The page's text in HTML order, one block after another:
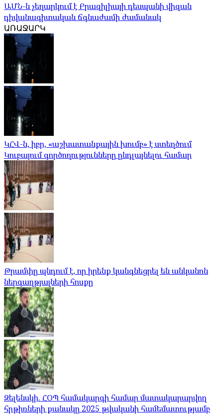
ԱՄՆ-ն չեղարկում է Բրազիլիայի դեսպանի վիզան
դիվանագիտական ​​ճգնաժամի ժամանակ
ԱՌԱՋԱՐԿ
ԿՀՎ-ն, իբր, «աշխատանքային խումբ» է ստեղծում
Կուբայում գործողությունները ընդլայնելու համար
Թրամփը պնդում է, որ իրենք կանգնեցրել են անկանոն
ներգաղթյալների հոսքը
Զելենսկի. ՀՕՊ համակարգի համար մատակարարվող
հրթիռների քանակը 2025 թվականի համեմատությամբ